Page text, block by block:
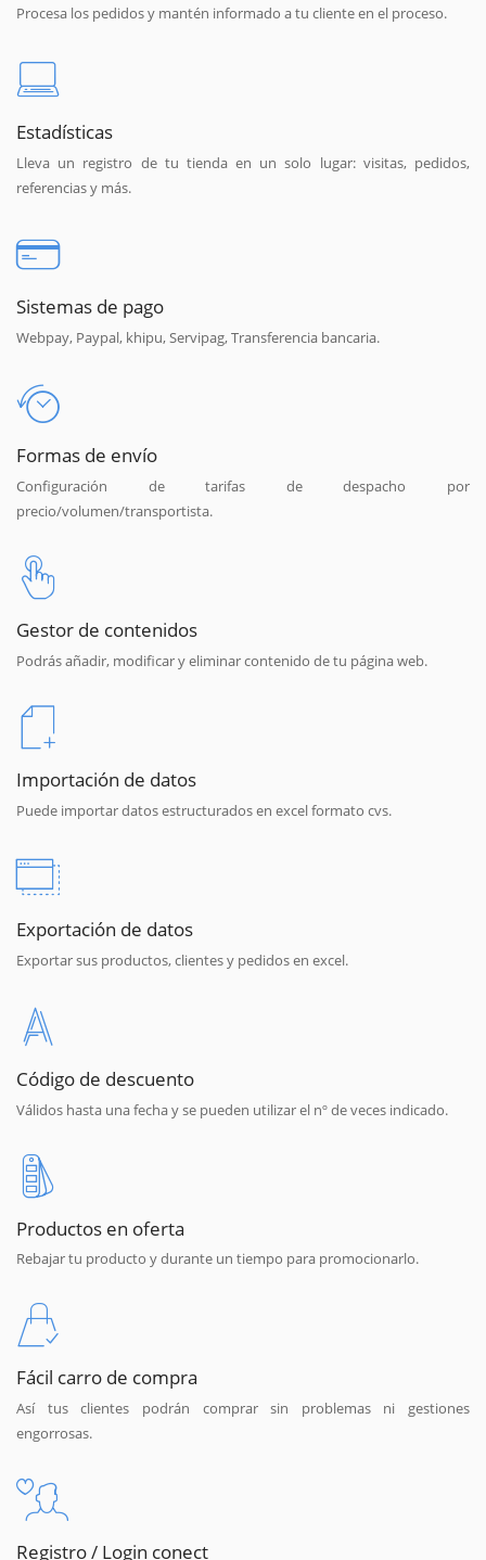
Procesa los pedidos y mantén informado a tu cliente en el proceso.
Estadísticas
Lleva un registro de tu tienda en un solo lugar: visitas, pedidos,
referencias y más.
Sistemas de pago
Webpay, Paypal, khipu, Servipag, Transferencia bancaria.
Formas de envío
Configuración de tarifas de despacho por
precio/volumen/transportista.
Gestor de contenidos
Podrás añadir, modificar y eliminar contenido de tu página web.
Importación de datos
Puede importar datos estructurados en excel formato cvs.
Exportación de datos
Exportar sus productos, clientes y pedidos en excel.
Código de descuento
Válidos hasta una fecha y se pueden utilizar el nº de veces indicado.
Productos en oferta
Rebajar tu producto y durante un tiempo para promocionarlo.
Fácil carro de compra
Así tus clientes podrán comprar sin problemas ni gestiones
engorrosas.
Registro / Login conect